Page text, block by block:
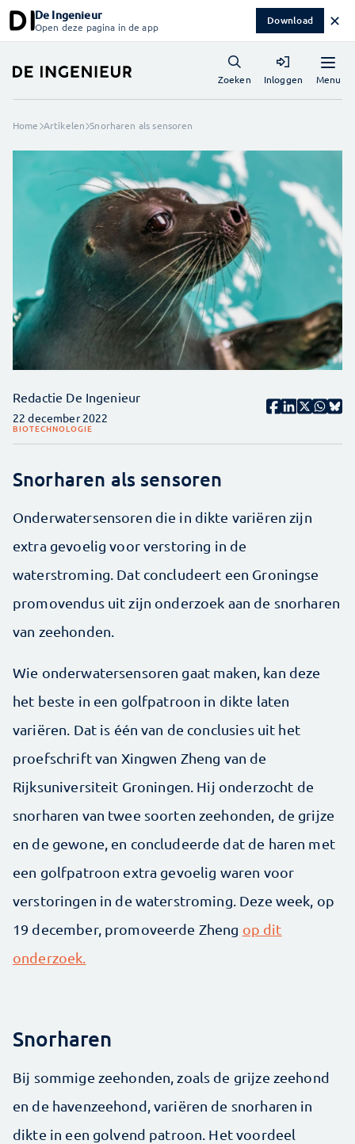
De Ingenieur
Open deze pagina in de app Download ✕
Menu
Zoeken Inloggen
Home Artikelen Snorharen als sensoren
Redactie De Ingenieur
22 december 2022
BIOTECHNOLOGIE
Snorharen als sensoren
Onderwatersensoren die in dikte variëren zijn
extra gevoelig voor verstoring in de
waterstroming. Dat concludeert een Groningse
promovendus uit zijn onderzoek aan de snorharen
van zeehonden.
Wie onderwatersensoren gaat maken, kan deze
het beste in een golfpatroon in dikte laten
variëren. Dat is één van de conclusies uit het
proefschrift van Xingwen Zheng van de
Rijksuniversiteit Groningen. Hij onderzocht de
snorharen van twee soorten zeehonden, de grijze
en de gewone, en concludeerde dat de haren met
een golfpatroon extra gevoelig waren voor
verstoringen in de waterstroming. Deze week, op
19 december, promoveerde Zheng op dit
onderzoek.
Snorharen
Bij sommige zeehonden, zoals de grijze zeehond
en de havenzeehond, variëren de snorharen in
dikte in een golvend patroon. Het voordeel